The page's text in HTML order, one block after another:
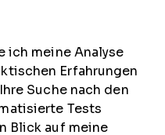
ich meine Analyse
Erfahrungen
Suche nach den
Tests
Blick auf meine